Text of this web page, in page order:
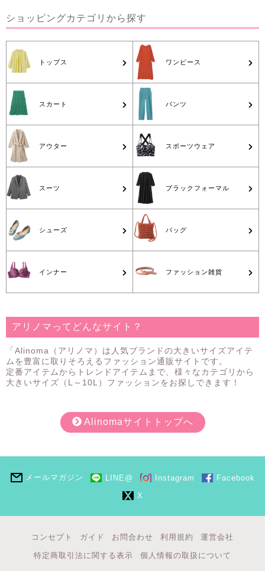
ショッピングカテゴリから探す
トップス ワンピース
スカート パンツ
アウター スポーツウェア
スーツ ブラックフォーマル
シューズ バッグ
インナー ファッション雑貨
アリノマってどんなサイト？
「Alinoma（アリノマ）は人気ブランドの大きいサイズアイテ
ムを豊富に取りそろえるファッション通販サイトです。
定番アイテムからトレンドアイテムまで、様々なカテゴリから
大きいサイズ（L～10L）ファッションをお探しできます！
Alinomaサイトトップへ
メールマガジン LINE@ Instagram Facebook
X
コンセプト ガイド お問合わせ 利用規約 運営会社
特定商取引法に関する表示 個人情報の取扱について